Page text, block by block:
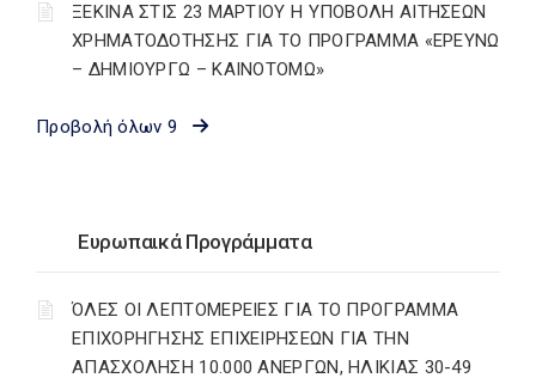
ΞΕΚΙΝΑ ΣΤΙΣ 23 ΜΑΡΤΙΟΥ Η ΥΠΟΒΟΛΗ ΑΙΤΗΣΕΩΝ
ΧΡΗΜΑΤΟΔΟΤΗΣΗΣ ΓΙΑ ΤΟ ΠΡΟΓΡΑΜΜΑ «ΕΡΕΥΝΩ
– ΔΗΜΙΟΥΡΓΩ – ΚΑΙΝΟΤΟΜΩ»
Προβολή όλων 9
Ευρωπαικά Προγράμματα
ΌΛΕΣ ΟΙ ΛΕΠΤΟΜΕΡΕΙΕΣ ΓΙΑ ΤΟ ΠΡΟΓΡΑΜΜΑ
ΕΠΙΧΟΡΗΓΗΣΗΣ ΕΠΙΧΕΙΡΗΣΕΩΝ ΓΙΑ ΤΗΝ
ΑΠΑΣΧΟΛΗΣΗ 10.000 ΑΝΕΡΓΩΝ, ΗΛΙΚΙΑΣ 30-49